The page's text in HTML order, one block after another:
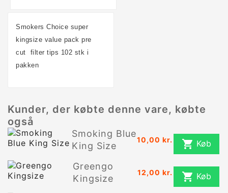
Smokers Choice super
kingsize value pack pre
cut
filter tips 102 stk i
pakken
Kunder, der købte denne vare, købte
også
Smoking Blue
King Size
10,00 kr.  Køb
Greengo
Kingsize
12,00 kr.  Køb